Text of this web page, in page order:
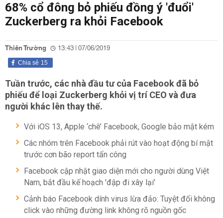
68% cổ đông bỏ phiếu đồng ý 'đuổi'
Zuckerberg ra khỏi Facebook
Thiên Trường 13:43 | 07/06/2019
15
Chia sẻ
Tuần trước, các nhà đầu tư của Facebook đã bỏ
phiếu để loại Zuckerberg khỏi vị trí CEO và đưa
người khác lên thay thế.
Với iOS 13, Apple ‘chê’ Facebook, Google bảo mật kém
Các nhóm trên Facebook phải rút vào hoạt động bí mật
trước cơn bão report tấn công
Facebook cập nhật giao diện mới cho người dùng Việt
Nam, bắt đầu kế hoạch 'đập đi xây lại'
Cảnh báo Facebook dính virus lừa đảo: Tuyệt đối không
click vào những đường link không rõ nguồn gốc